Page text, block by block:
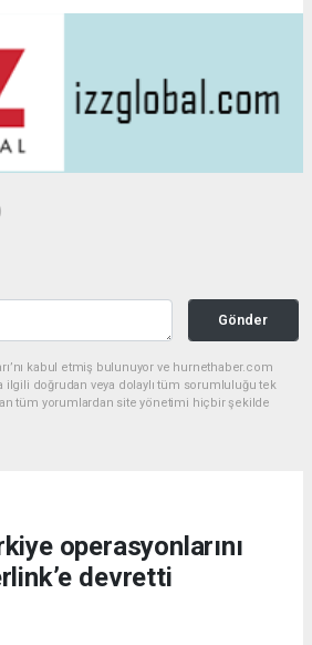
Gönder
kabul etmiş bulunuyor ve hurnethaber.com
ilgili doğrudan veya dolaylı tüm sorumluluğu tek
tüm yorumlardan site yönetimi hiçbir şekilde
operasyonlarını
devretti